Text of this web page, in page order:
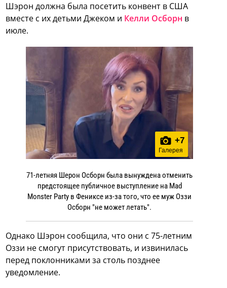
Шэрон должна была посетить конвент в США
вместе с их детьми Джеком и Келли Осборн в
июле.
+7
Галерея
71-летняя Шерон Осборн была вынуждена отменить
предстоящее публичное выступление на Mad
Monster Party в Фениксе из-за того, что ее муж Оззи
Осборн "не может летать".
Однако Шэрон сообщила, что они с 75-летним
Оззи не смогут присутствовать, и извинилась
перед поклонниками за столь позднее
уведомление.